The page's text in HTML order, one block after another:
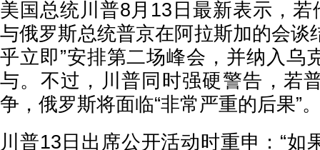
美国总统川普8月13日最新表示，
与俄罗斯总统普京在阿拉斯加的会谈
乎立即”安排第二场峰会，并纳入乌
与。不过，川普同时强硬警告，若
争，俄罗斯将面临“非常严重的后果”
川普13日出席公开活动时重申：“如